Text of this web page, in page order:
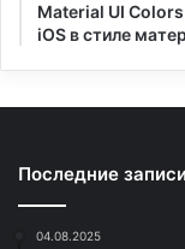
Material UI
iOS в стиле
Последние записи
04.08.2025